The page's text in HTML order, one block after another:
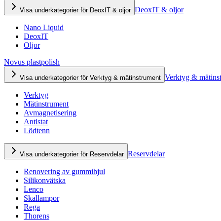
Visa underkategorier för DeoxIT & oljor DeoxIT & oljor
Nano Liquid
DeoxIT
Oljor
Novus plastpolish
Visa underkategorier för Verktyg & mätinstrument Verktyg &
Verktyg
Mätinstrument
Avmagnetisering
Antistat
Lödtenn
Visa underkategorier för Reservdelar Reservdelar
Renovering av gummihjul
Silikonvätska
Lenco
Skallampor
Rega
Thorens